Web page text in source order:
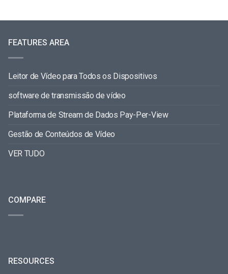
FEATURES AREA
Leitor de Vídeo para Todos os Dispositivos
software de transmissão de vídeo
Plataforma de Stream de Dados Pay-Per-View
Gestão de Conteúdos de Vídeo
VER TUDO
COMPARE
RESOURCES